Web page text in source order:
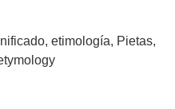
etimología
Pietas